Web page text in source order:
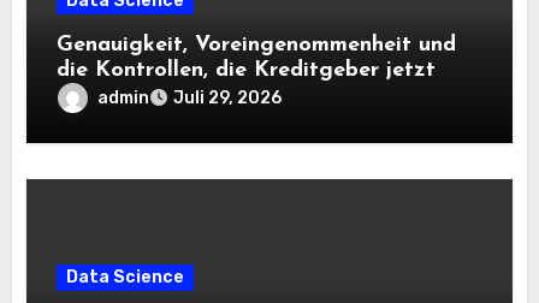
Genauigkeit, Voreingenommenheit und
die Kontrollen, die Kreditgeber jetzt
benötigen |
admin Juli 29, 2026
Data Science